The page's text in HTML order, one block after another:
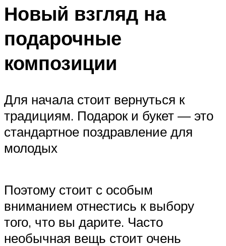
Новый взгляд на
подарочные
композиции
Для начала стоит вернуться к
традициям. Подарок и букет — это
стандартное поздравление для
молодых
Поэтому стоит с особым
вниманием отнестись к выбору
того, что вы дарите. Часто
необычная вещь стоит очень